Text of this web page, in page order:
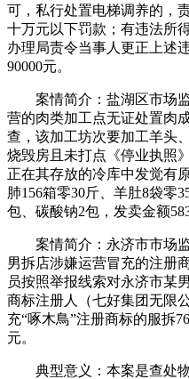
可，私行处置电梯调养的，
十万元以下罚款；有违法所
办理局责令当事人更正上述
90000元。
案情简介：盐湖区市场监
营的肉类加工点无证处置肉
查，该加工坊次要加工羊头
烧毁房且未打点《停业执照
正在其存放的冷库中发觉有
肺156箱零30斤、羊肚8袋零
包、碳酸钠2包，发卖金额
案情简介：永济市市场监
男拆店涉嫌运营冒充的注册
员按照举报线索对永济市某
商标注册人（七好集团无限
充“啄木鳥”注册商标的服拆
元。
典型意义：本案是查处物